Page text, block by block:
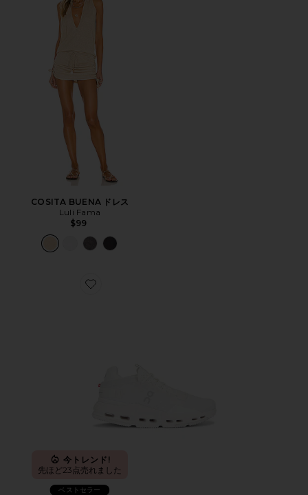
COSITA BUENA ドレス
Luli Fama
$99
Favorite CLOUDNOVA 2 スニーカー
今トレンド!
先ほど23点売れました
ベストセラー